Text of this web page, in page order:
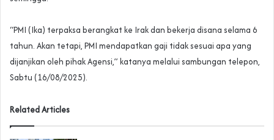
‎“PMI (Ika) terpaksa berangkat ke Irak dan bekerja disana selama 6
tahun. Akan tetapi, PMI mendapatkan gaji tidak sesuai apa yang
dijanjikan oleh pihak Agensi,” katanya melalui sambungan telepon,
Sabtu (16/08/2025).
Related Articles